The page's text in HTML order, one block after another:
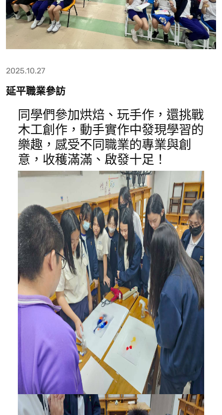
2025.10.27
延平職業參訪
同學們參加烘焙、玩手作，還挑戰
木工創作，動手實作中發現學習的
樂趣，感受不同職業的專業與創
意，收穫滿滿、啟發十足！